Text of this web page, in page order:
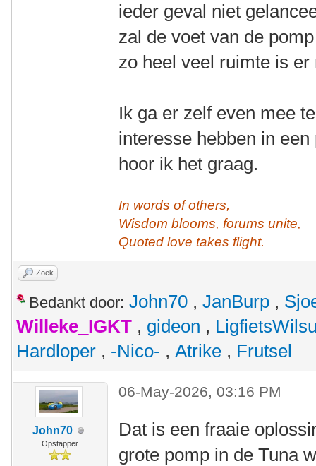
ieder geval niet
zal de voet van de
zo heel veel ruimte is er
Ik ga er zelf even mee
interesse hebben in
hoor ik het graag.
In words of others,
Wisdom blooms, forums unite,
Quoted love takes flight.
Zoek
Bedankt door: John70 , JanBurp ,
Willeke_IGKT , gideon ,
Hardloper , -Nico- , Atrike , Frutsel
John70
Opstapper
06-May-2026, 03:16 PM
Dat is een fraaie
grote pomp in de Tuna